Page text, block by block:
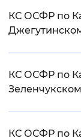
КС ОСФР по
КС ОСФР по
КС ОСФР по